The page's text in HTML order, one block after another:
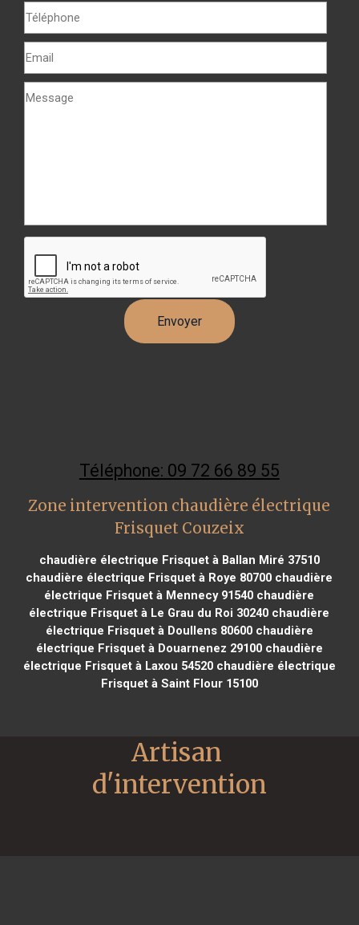
Téléphone: 09 72 66 89 55
Zone intervention chaudière électrique
Frisquet Couzeix
chaudière électrique Frisquet à Ballan Miré 37510
chaudière électrique Frisquet à Roye 80700 chaudière
électrique Frisquet à Mennecy 91540 chaudière
électrique Frisquet à Le Grau du Roi 30240 chaudière
électrique Frisquet à Doullens 80600chaudière
électrique Frisquet à Douarnenez 29100chaudière
électrique Frisquet à Laxou 54520chaudière électrique
Frisquet à Saint Flour 15100
Artisan
d'intervention